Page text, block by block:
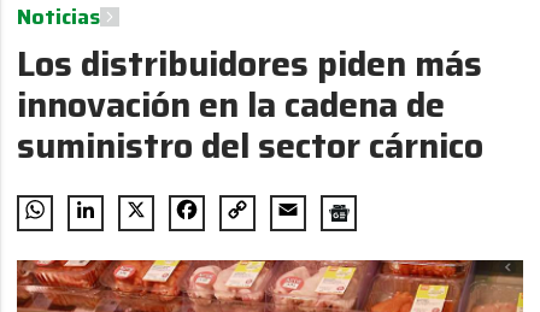
Noticias
Los distribuidores piden más
innovación en la cadena de
suministro del sector cárnico
WhatsAppLinkedIn
X FacebookCopy
Email